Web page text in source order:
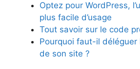
Optez pour WordPress,
plus facile d’usage
Tout savoir sur le code
Pourquoi faut-il déléguer
de son site ?